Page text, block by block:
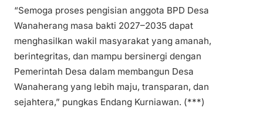
“Semoga proses pengisian anggota BPD Desa
Wanaherang masa bakti 2027–2035 dapat
menghasilkan wakil masyarakat yang amanah,
berintegritas, dan mampu bersinergi dengan
Pemerintah Desa dalam membangun Desa
Wanaherang yang lebih maju, transparan, dan
sejahtera,” pungkas Endang Kurniawan. (***)